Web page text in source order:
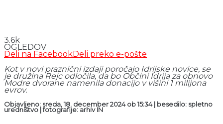
3.6k
OGLEDOV
Deli na FacebookDeli preko e-pošte
Kot v novi praznični izdaji poročajo Idrijske novice, se
je družina Rejc odločila, da bo Občini Idrija za obnovo
Modre dvorane namenila donacijo v višini 1 milijona
evrov.
Objavljeno: sreda, 18. december 2024 ob 15:34 | besedilo: spletno
uredništvo | fotografije: arhiv IN